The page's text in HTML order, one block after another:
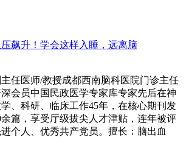
飙升！学会这样入睡，远离脑
任医师/教授成都西南脑科医院门诊主任
会员中国民政医学专家库专家先后在神
、科研、临床工作45年，在核心期刊发
篇，享受厅级拔尖人才津贴，连年被评
个人、优秀共产党员。擅长：脑出血